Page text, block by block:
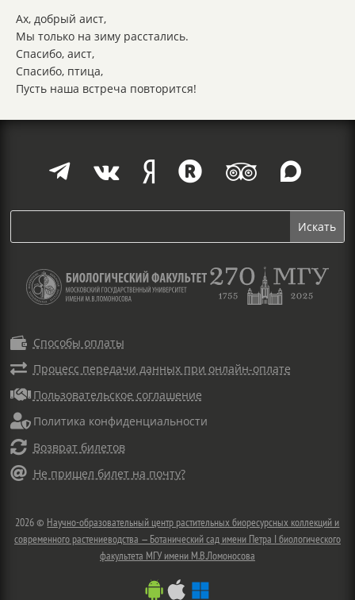
Ах, добрый аист,
Мы только на зиму расстались.
Спасибо, аист,
Спасибо, птица,
Пусть наша встреча повторится!
     
 Способы оплаты
 Процесс передачи данных при онлайн-оплате
 Пользовательское соглашение
 Политика конфиденциальности
 Возврат билетов
 Не пришел билет на почту?
2026 © Научно-образовательный центр растительных биоресурсных коллекций и
современного растениеводства — Ботанический сад имени Петра I биологического
факультета МГУ имени М.В.Ломоносова